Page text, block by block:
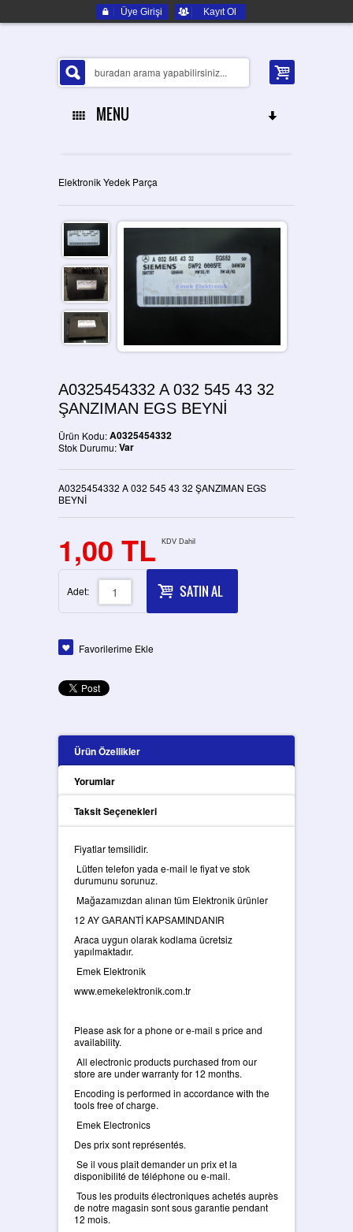
Üye Girişi Kayıt Ol
MENU
ELEKTRONIK YEDEK PARÇA
İLETIŞIM
Elektronik Yedek Parça
A0325454332 A 032 545 43 32
ŞANZIMAN EGS BEYNİ
Ürün Kodu:A0325454332
Stok Durumu:Var
A0325454332 A 032 545 43 32 ŞANZIMAN EGS
BEYNİ
1,00 TL KDV Dahil
Adet: SATIN AL
Favorilerime Ekle
Ürün Özellikler
Yorumlar
Taksit Seçenekleri
Fiyatlar temsilidir.
Lütfen telefon yada e-mail le fiyat ve stok
durumunu sorunuz.
Mağazamızdan alınan tüm Elektronik ürünler
12 AY GARANTİ KAPSAMINDANIR
Araca uygun olarak kodlama ücretsiz
yapılmaktadır.
Emek Elektronik
www.emekelektronik.com.tr
Please ask for a phone or e-mail s price and
availability.
All electronic products purchased from our
store are under warranty for 12 months.
Encoding is performed in accordance with the
tools free of charge.
Emek Electronics
Des prix sont représentés.
Se il vous plaît demander un prix et la
disponibilité de téléphone ou e-mail.
Tous les produits électroniques achetés auprès
de notre magasin sont sous garantie pendant
12 mois.